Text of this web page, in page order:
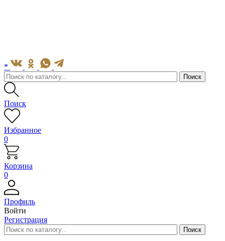
*
Поиск
Избранное
0
Корзина
0
Профиль
Войти
Регистрация